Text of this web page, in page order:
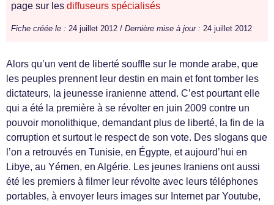
page sur les diffuseurs spécialisés
Fiche créée le : 24 juillet 2012 / Dernière mise à jour : 24 juillet 2012
Alors qu’un vent de liberté souffle sur le monde arabe, que
les peuples prennent leur destin en main et font tomber les
dictateurs, la jeunesse iranienne attend. C’est pourtant elle
qui a été la première à se révolter en juin 2009 contre un
pouvoir monolithique, demandant plus de liberté, la fin de la
corruption et surtout le respect de son vote. Des slogans que
l’on a retrouvés en Tunisie, en Égypte, et aujourd’hui en
Libye, au Yémen, en Algérie. Les jeunes Iraniens ont aussi
été les premiers à filmer leur révolte avec leurs téléphones
portables, à envoyer leurs images sur Internet par Youtube,